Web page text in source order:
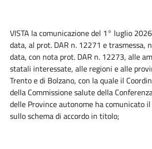
VISTA la comunicazione del 1° luglio
data, al prot. DAR n. 12271 e trasmessa,
data, con nota prot. DAR n. 12273, alle
statali interessate, alle regioni e alle
Trento e di Bolzano, con la quale il
della Commissione salute della
delle Province autonome ha comunicato
sullo schema di accordo in titolo;